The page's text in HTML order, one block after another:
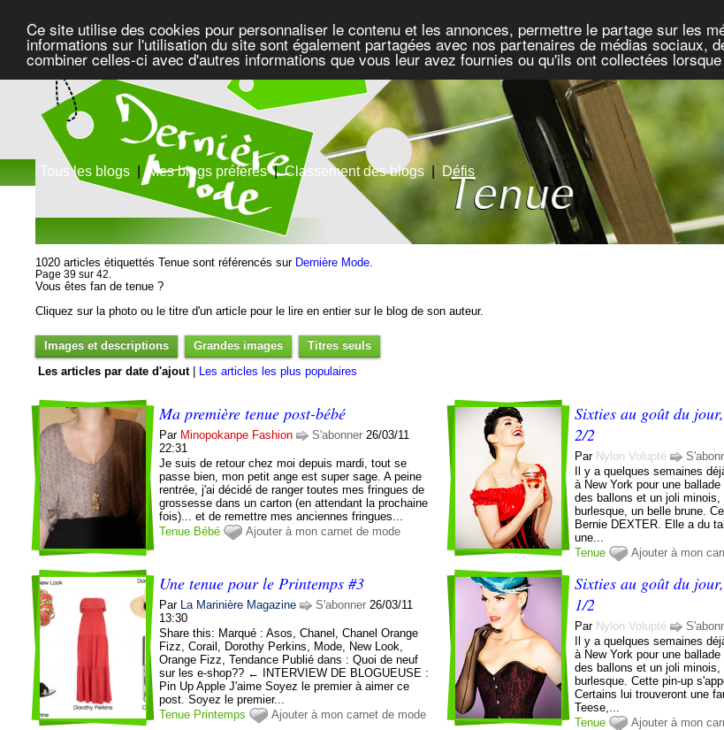
Ce site utilise des cookies pour personnaliser le contenu et les annonces, permettre le partage sur les
informations sur l'utilisation du site sont également partagées avec nos partenaires de médias sociaux,
combiner celles-ci avec d'autres informations que vous leur avez fournies ou qu'ils ont collectées
Tous les blogs | Mes blogs préférés|Classement des blogs| Défis
1020 articles étiquettés Tenue sont référencés sur Dernière Mode
Page 39 sur 42.
Vous êtes fan de tenue ?
Cliquez sur la photo ou le titre d'un article pour le lire en entier sur le blog de son auteur.
Images et descriptions Grandes images
Titres seuls
Les articles par date d'ajout| Les articles les plus populaires
Ma première tenue post-bébé
Par Minopokanpe Fashion S'abonner 26/03/11
22:31
Je suis de retour chez moi depuis mardi, tout se
passe bien, mon petit ange est super sage. A peine
rentrée, j'ai décidé de ranger toutes mes fringues de
grossesse dans un carton (en attendant la prochaine
fois)... et de remettre mes anciennes fringues...
Tenue Bébé Ajouter à mon carnet de mode
Sixties au goût du
2/2
Par Nylon Volupté
Il y a quelques semaines
à New York pour une
des ballons et un joli minois,
burlesque, un belle brune.
Bernie DEXTER. Elle a du
une...
Tenue
Ajouter à mon
Une tenue pour le Printemps #3
Par La Marinière Magazine S'abonner 26/03/11
13:30
Share this: Marqué : Asos, Chanel, Chanel Orange
Fizz, Corail, Dorothy Perkins, Mode, New Look,
Orange Fizz, Tendance Publié dans : Quoi de neuf
sur les e-shop?? ← INTERVIEW DE BLOGUEUSE :
Pin Up Apple J'aime Soyez le premier à aimer ce
post. Soyez le premier...
Tenue Printemps Ajouter à mon carnet de mode
Sixties au goût du
1/2
Par Nylon Volupté
Il y a quelques semaines
à New York pour une
des ballons et un joli minois,
burlesque. Cette pin-up
Certains lui trouveront une
Teese,...
Tenue
Ajouter à mon